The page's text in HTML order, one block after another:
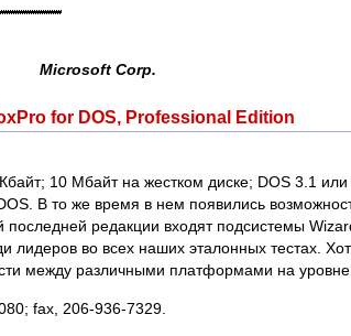
Microsoft Corp.
for DOS, Professional Edition
10 Мбайт на жестком диске; DOS 3.1
В то же время в нем появились
редакции входят подсистемы
во всех наших эталонных тестах.
между различными платформами на
fax, 206-936-7329.